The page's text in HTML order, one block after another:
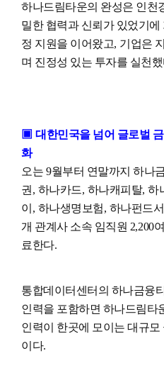
하나드림타운의 완성은 인천
밀한 협력과 신뢰가 있었기에
정 지원을 이어왔고, 기업은
며 진정성 있는 투자를 실천
▣ 대한민국을 넘어 글로벌
화
오는 9월부터 연말까지 하나
권 , 하나카드, 하나캐피탈, 하
이 , 하나생명보험, 하나펀드
개 관계사 소속 임직원 2,200
료한다.
통합데이터센터의 하나금융
인력을 포함하면 하나드림타
인력이 한곳에 모이는 대규
이다.